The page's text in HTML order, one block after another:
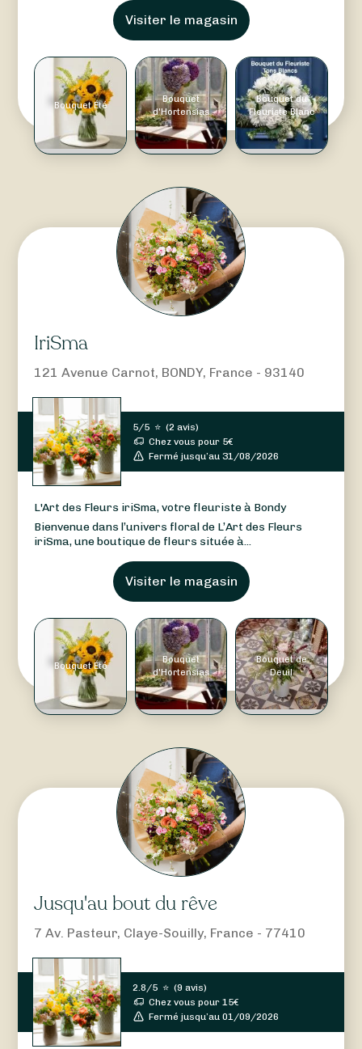
Visiter le magasin
Bouquet Été
Bouquet
d'Hortensias
Bouquet du
Fleuriste Blanc
IriSma
121 Avenue Carnot, BONDY, France - 93140
5/5 ⭐ (2 avis)
Chez vous pour 5€
Fermé jusqu’au 31/08/2026
L'Art des Fleurs iriSma, votre fleuriste à Bondy
Bienvenue dans l’univers floral de L’Art des Fleurs
iriSma, une boutique de fleurs située à...
Visiter le magasin
Bouquet Été
Bouquet
d'Hortensias
Bouquet de
Deuil
Jusqu'au bout du rêve
7 Av. Pasteur, Claye-Souilly, France - 77410
2.8/5 ⭐ (9 avis)
Chez vous pour15€
Fermé jusqu’au 01/09/2026